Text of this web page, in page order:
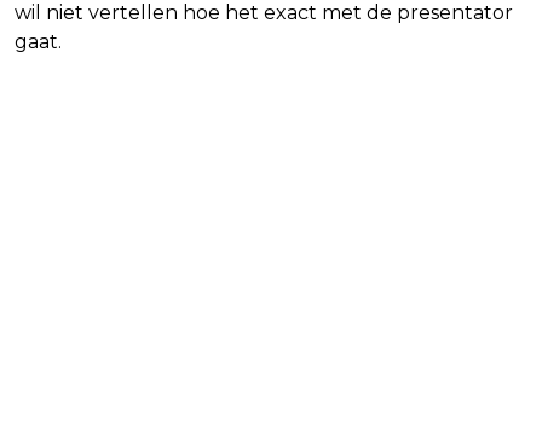
wil niet vertellen hoe het exact met de presentator
gaat.